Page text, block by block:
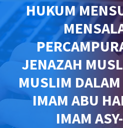
HUKUM
JENAZAH
MUSLIM
IMAM ABU
IMAM